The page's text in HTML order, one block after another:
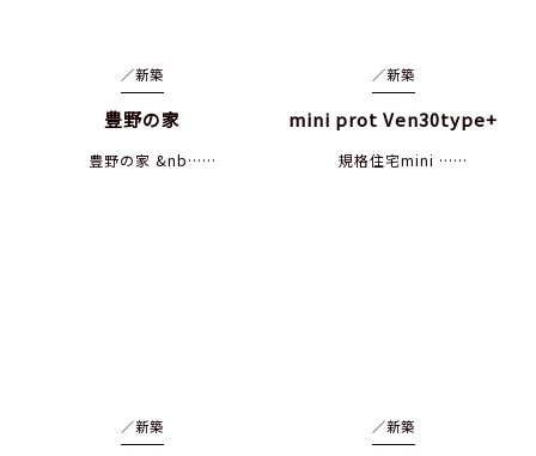
／新築
豊野の家
豊野の家 &nb……
／新築
mini prot Ven30type+
規格住宅mini ……
／新築 ／新築